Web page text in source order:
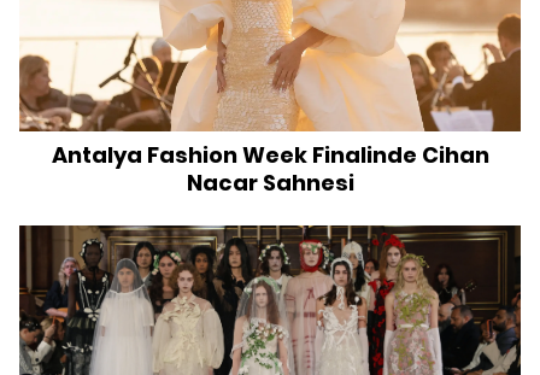
Antalya Fashion Week Finalinde Cihan
Nacar Sahnesi